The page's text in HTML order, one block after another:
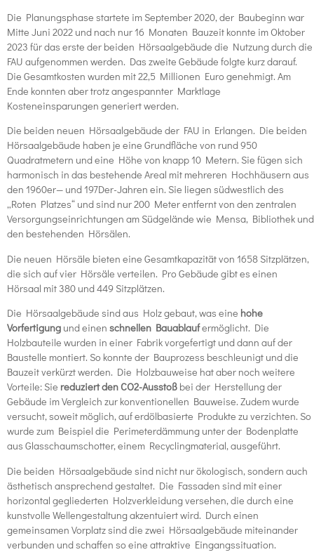
Die Planungsphase startete im September 2020, der Baubeginn war
Mitte Juni 2022 und nach nur 16 Monaten Bauzeit konnte im Oktober
2023 für das erste der beiden Hörsaalgebäude die Nutzung durch die
FAU aufgenommen werden. Das zweite Gebäude folgte kurz darauf.
Die Gesamtkosten wurden mit 22,5 Millionen Euro genehmigt. Am
Ende konnten aber trotz angespannter Marktlage
Kosteneinsparungen generiert werden.
Die beiden neuen Hörsaalgebäude der FAU in Erlangen. Die beiden
Hörsaalgebäude haben je eine Grundfläche von rund 950
Quadratmetern und eine Höhe von knapp 10 Metern. Sie fügen sich
harmonisch in das bestehende Areal mit mehreren Hochhäusern aus
den 1960er— und 197Der-Jahren ein. Sie liegen südwestlich des
„Roten Platzes“ und sind nur 200 Meter entfernt von den zentralen
Versorgungseinrichtungen am Südgelände wie Mensa, Bibliothek und
den bestehenden Hörsälen.
Die neuen Hörsäle bieten eine Gesamtkapazität von 1658 Sitzplätzen,
die sich auf vier Hörsäle verteilen. Pro Gebäude gibt es einen
Hörsaal mit 380 und 449 Sitzplätzen.
Die Hörsaalgebäude sind aus Holz gebaut, was eine hohe
Vorfertigungund einen schnellen Bauablaufermöglicht. Die
Holzbauteile wurden in einer Fabrik vorgefertigt und dann auf der
Baustelle montiert. So konnte der Bauprozess beschleunigt und die
Bauzeit verkürzt werden. Die Holzbauweise hat aber noch weitere
Vorteile: Sie reduziert den CO2-Ausstoßbei der Herstellung der
Gebäude im Vergleich zur konventionellen Bauweise. Zudem wurde
versucht, soweit möglich, auf erdölbasierte Produkte zu verzichten. So
wurde zum Beispiel die Perimeterdämmung unter der Bodenplatte
aus Glasschaumschotter, einem Recyclingmaterial, ausgeführt.
Die beiden Hörsaalgebäude sind nicht nur ökologisch, sondern auch
ästhetisch ansprechend gestaltet. Die Fassaden sind mit einer
horizontal gegliederten Holzverkleidung versehen, die durch eine
kunstvolle Wellengestaltung akzentuiert wird. Durch einen
gemeinsamen Vorplatz sind die zwei Hörsaalgebäude miteinander
verbunden und schaffen so eine attraktive Eingangssituation.